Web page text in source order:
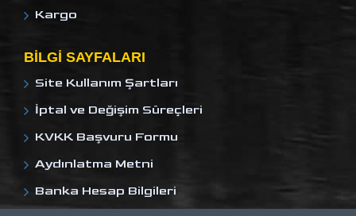
Kargo
BILGI SAYFALARI
Site Kullanım Şartları
İptal ve Değişim Süreçleri
KVKK Başvuru Formu
Aydınlatma Metni
Banka Hesap Bilgileri